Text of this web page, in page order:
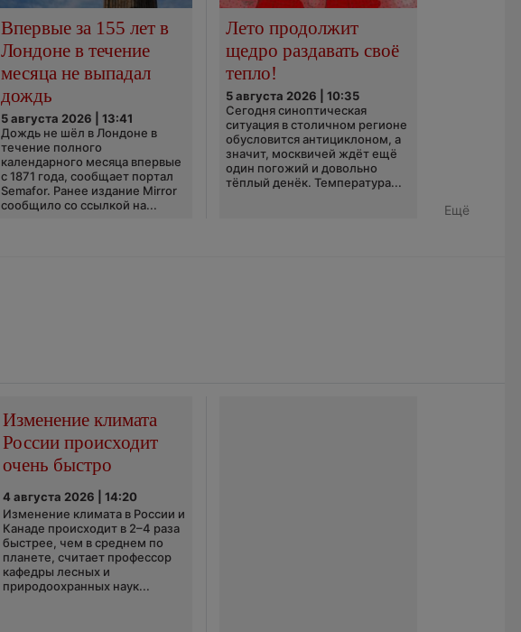
Впервые за 155 лет в
Лондоне в течение
месяца не выпадал
дождь
5 августа 2026 | 13:41
Дождь не шёл в Лондоне в
течение полного
календарного месяца впервые
с 1871 года, сообщает портал
Semafor. Ранее издание Mirror
сообщило со ссылкой на...
Лето продолжит
щедро раздавать своё
тепло!
5 августа 2026 | 10:35
Сегодня синоптическая
ситуация в столичном регионе
обусловится антициклоном, а
значит, москвичей ждёт ещё
один погожий и довольно
тёплый денёк. Температура...
Ещё
Изменение климата
России происходит
очень быстро
4 августа 2026 | 14:20
Изменение климата в России и
Канаде происходит в 2–4 раза
быстрее, чем в среднем по
планете, считает профессор
кафедры лесных и
природоохранных наук...